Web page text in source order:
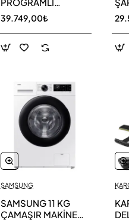
BULAŞIK MAKİNESİ
SN216W00DT
39.749,00₺
SAMSUNG
SAMSUNG 11 KG
ÇAMAŞIR MAKİNESİ
11